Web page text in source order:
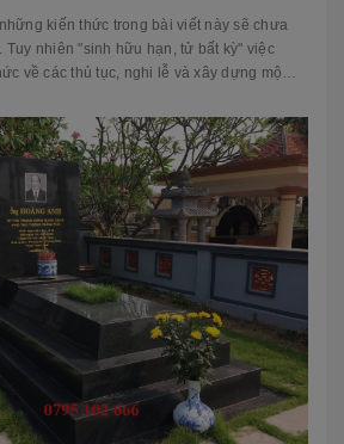
kiến thức trong bài viết này sẽ chưa
Tuy nhiên "sinh hữu hạn, tử bất kỳ" việc
về các thủ tục, nghi lễ và xây dựng mộ